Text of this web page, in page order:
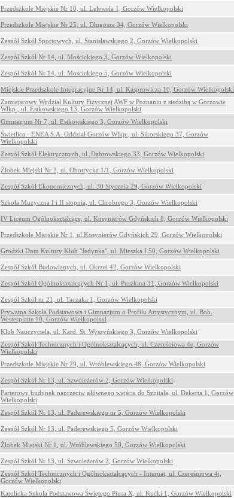
Przedszkole Miejskie Nr 10, ul. Lelewela 1, Gorzów Wielkopolski
Przedszkole Miejskie Nr 25, ul. Długosza 34, Gorzów Wielkopolski
Zespół Szkół Sportowych, ul. Stanisławskiego 2, Gorzów Wielkopolski
Zespół Szkół Nr 14, ul. Mościckiego 3, Gorzów Wielkopolski
Zespół Szkół Nr 14, ul. Mościckiego 5, Gorzów Wielkopolski
Miejskie Przedszkole Integracyjne Nr 14, ul. Kasprowicza 10, Gorzów Wielkopolski
Zamiejscowy Wydział Kultury Fizycznej AWF w Poznaniu z siedzibą w Gorzowie
Wlkp., ul. Estkowskiego 13, Gorzów Wielkopolski
Gimnazjum Nr 7, ul. Estkowskiego 3, Gorzów Wielkopolski
Świetlica - ENEA S.A. Oddział Gorzów Wlkp., ul. Sikorskiego 37, Gorzów
Wielkopolski
Zespół Szkół Elektrycznych, ul. Dąbrowskiego 33, Gorzów Wielkopolski
Żłobek Miejski Nr 2, ul. Obotrycka 1/1, Gorzów Wielkopolski
Zespół Szkół Ekonomicznych, ul. 30 Stycznia 29, Gorzów Wielkopolski
Szkoła Muzyczna I i II stopnia, ul. Chrobrego 3, Gorzów Wielkopolski
IV Liceum Ogólnokształcące, ul. Kosynierów Gdyńskich 8, Gorzów Wielkopolski
Przedszkole Miejskie Nr 1, ul.Kosynierów Gdyńskich 29, Gorzów Wielkopolski
Grodzki Dom Kultury Klub "Jedynka", ul. Mieszka I 50, Gorzów Wielkopolski
Zespół Szkół Budowlanych, ul. Okrzei 42, Gorzów Wielkopolski
Zespół Szkół Ogólnokształcących Nr 1, ul. Puszkina 31, Gorzów Wielkopolski
Zespół Szkół nr 21, ul. Taczaka 1, Gorzów Wielkopolski
Prywatna Szkoła Podstawowa i Gimnazjum o Profilu Artystycznym, ul. Boh.
Westerplatte 10, Gorzów Wielkopolski
Klub Nauczyciela, ul. Kard. St. Wyszyńskiego 3, Gorzów Wielkopolski
Zespół Szkół Technicznych i Ogólnokształcących, ul. Czereśniowa 4e, Gorzów
Wielkopolski
Przedszkole Miejskie Nr 29, ul. Wróblewskiego 48, Gorzów Wielkopolski
Zespół Szkół Nr 13, ul. Szwoleżerów 2, Gorzów Wielkopolski
Parterowy budynek naprzeciw głównego wejścia do Szpitala, ul. Dekerta 1, Gorzów
Wielkopolski
Zespół Szkół Nr 13, ul. Paderewskiego nr 5, Gorzów Wielkopolski
Zespół Szkół Nr 13, ul. Paderewskiego 5, Gorzów Wielkopolski
Żłobek Miejski Nr 1, ul. Wróblewskiego 50, Gorzów Wielkopolski
Zespół Szkół Nr 13, ul. Szwoleżerów 2, Gorzów Wielkopolski
Zespół Szkół Technicznych i Ogółnokształcących - Internat, ul. Czereśniowa 4i,
Gorzów Wielkopolski
Katolicka Szkoła Podstawowa Świętego Piusa X, ul. Kućki 1, Gorzów Wielkopolski